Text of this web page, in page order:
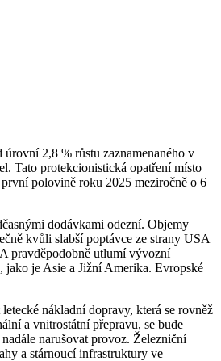
2,8 % růstu zaznamenaného v
Tato protekcionistická opatření místo
polovině roku 2025 meziročně o 6
dodávkami odezní. Objemy
kvůli slabší poptávce ze strany USA
pravděpodobně utlumí vývozní
je Asie a Jižní Amerika. Evropské
nákladní dopravy, která se rovněž
a vnitrostátní přepravu, se bude
narušovat provoz. Železniční
a stárnoucí infrastruktury ve